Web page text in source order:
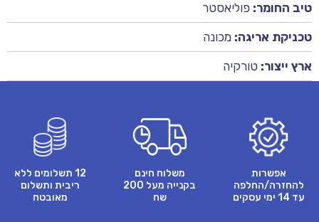
טיב החומר: פוליאסטר
טכניקת אריגה: מכונה
ארץ ייצור: טורקיה
אפשרות
להחזרה/החלפה
עד 14 ימי עסקים
משלוח חינם
בקנייה מעל 200
שח
12 תשלומים ללא
ריבית ותשלום
מאובטח